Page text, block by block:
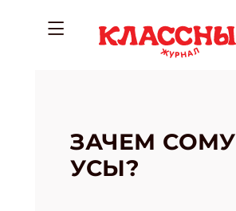
ЗАЧЕМ СОМУ
УСЫ?